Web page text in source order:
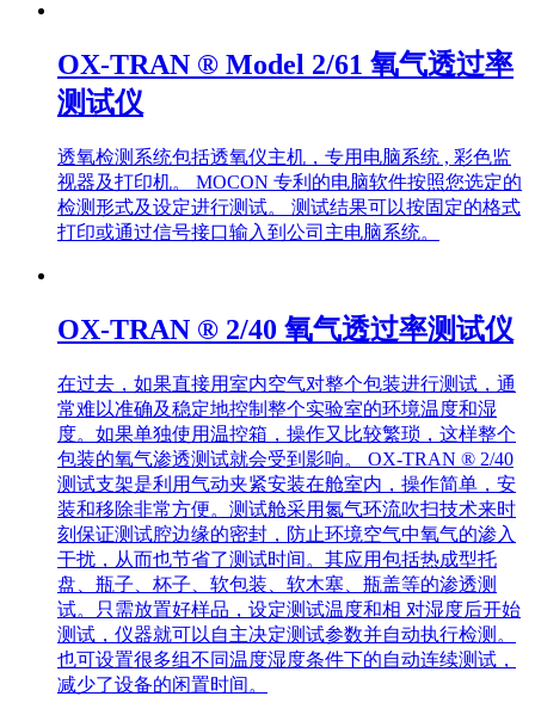
OX-TRAN ® Model 2/61 氧气透过率
测试仪
透氧检测系统包括透氧仪主机，专用电脑系统 , 彩色监
视器及打印机。 MOCON 专利的电脑软件按照您选定的
检测形式及设定进行测试。 测试结果可以按固定的格式
打印或通过信号接口输入到公司主电脑系统。
OX-TRAN ® 2/40 氧气透过率测试仪
在过去，如果直接用室内空气对整个包装进行测试，通
常难以准确及稳定地控制整个实验室的环境温度和湿
度。如果单独使用温控箱，操作又比较繁琐，这样整个
包装的氧气渗透测试就会受到影响。 OX-TRAN ® 2/40
测试支架是利用气动夹紧安装在舱室内，操作简单，安
装和移除非常方便。测试舱采用氮气环流吹扫技术来时
刻保证测试腔边缘的密封，防止环境空气中氧气的渗入
干扰，从而也节省了测试时间。其应用包括热成型托
盘、瓶子、杯子、软包装、软木塞、瓶盖等的渗透测
试。只需放置好样品，设定测试温度和相 对湿度后开始
测试，仪器就可以自主决定测试参数并自动执行检测。
也可设置很多组不同温度湿度条件下的自动连续测试，
减少了设备的闲置时间。